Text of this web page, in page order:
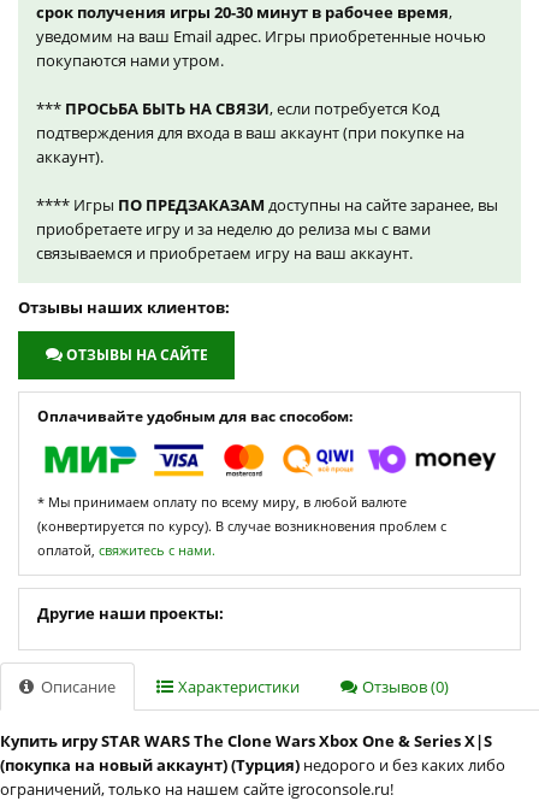
срок получения игры 20-30 минут в рабочее время,
уведомим на ваш Email адрес. Игры приобретенные ночью
покупаются нами утром.
*** ПРОСЬБА БЫТЬ НА СВЯЗИ, если потребуется Код
подтверждения для входа в ваш аккаунт (при покупке на
аккаунт).
**** Игры ПО ПРЕДЗАКАЗАМ доступны на сайте заранее, вы
приобретаете игру и за неделю до релиза мы с вами
связываемся и приобретаем игру на ваш аккаунт.
Отзывы наших клиентов:
ОТЗЫВЫ НА САЙТЕ
Оплачивайте удобным для вас способом:
* Мы принимаем оплату по всему миру, в любой валюте
(конвертируется по курсу). В случае возникновения проблем с
оплатой, свяжитесь с нами.
Другие наши проекты:
Описание Характеристики Отзывов (0)
Купить игру STAR WARS The Clone Wars Xbox One & Series X|S
(покупка на новый аккаунт) (Турция) недорого и без каких либо
ограничений, только на нашем сайте igroconsole.ru!